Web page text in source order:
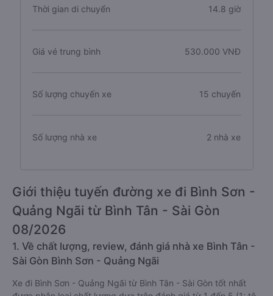
Thời gian di chuyển 14.8 giờ
Giá vé trung bình 530.000 VNĐ
Số lượng chuyến xe 15 chuyến
Số lượng nhà xe 2 nhà xe
Giới thiệu tuyến đường xe đi Bình Sơn -
Quảng Ngãi từ Bình Tân - Sài Gòn
08/2026
1. Về chất lượng, review, đánh giá nhà xe Bình Tân -
Sài Gòn Bình Sơn - Quảng Ngãi
Xe đi Bình Sơn - Quảng Ngãi từ Bình Tân - Sài Gòn tốt nhất